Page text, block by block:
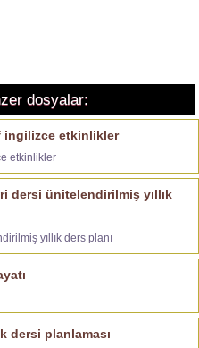
dosyalar:
ingilizce etkinlikler
etkinlikler
dersi ünitelendirilmiş yıllık
yıllık ders planı
dersi planlaması